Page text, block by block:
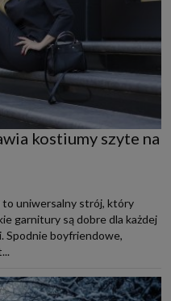
kostiumy szyte na
to uniwersalny strój, który
garnitury są dobre dla każdej
Spodnie boyfriendowe,